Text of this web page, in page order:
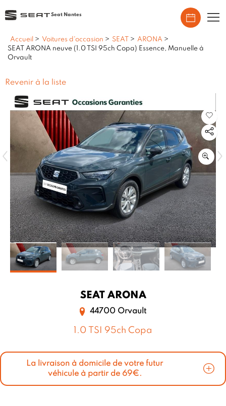
Seat Nantes
Accueil > Voitures d'occasion > SEAT > ARONA >
SEAT ARONA neuve (1.0 TSI 95ch Copa) Essence, Manuelle à
Orvault
Revenir à la liste
SEAT ARONA
1.0 TSI 95ch Copa
44700 Orvault
La livraison à domicile de votre futur
véhicule à partir de 69€.